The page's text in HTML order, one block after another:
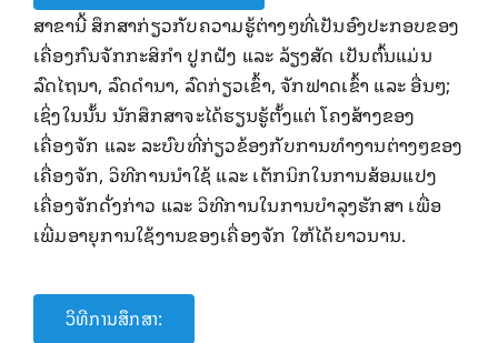
ສາຂາ​ນີ້ ​ສຶກສາກ່ຽວກັບຄວາມ​ຮູ້​ຕ່າງໆທີ່​ເປັນ​ອົງ​ປະກອບ​ຂອງ
ເຄື່ອງກົນຈັກກະສິກໍາ ປູກຝັງ ແລະ ລ້ຽງສັດ ເປັນຕົ້ນ​ແມ່ນ
ລົດໄຖນາ, ລົດດໍານາ, ລົດກ່ຽວເຂົ້າ, ຈັກຟາດເຂົ້າ ແລະ ອື່ນໆ​;
ເຊິ່ງໃນນັ້ນ ນັກສຶກສາຈະໄດ້ຮຽນຮູ້ຕັ້ງແຕ່ ໂຄງສ້າງຂອງ
ເຄື່ອງຈັກ ແລະ ລະບົບ​ທີ່​ກ່ຽວຂ້ອງ​ກັບ​ການທໍາງານຕ່າງໆຂອງ
ເຄື່ອງຈັກ, ວິທີການນໍາໃຊ້ ​ແລະ ​ເຕັກນິກ​ໃນ​ການສ້ອມແປງ
ເຄື່ອງຈັກດັ່ງກ່າວ ​ແລະ ວິທີ​ການ​ໃນ​ການ​ບໍາລຸງ​ຮັກສາ ​ເພື່ອ​
ເພີ່ມ​ອາຍຸ​ການ​ໃຊ້​ງານ​ຂອງເຄື່ອງຈັກ ໃຫ້ໄດ້ຍາວນານ.
ວິທີການສຶກສາ: